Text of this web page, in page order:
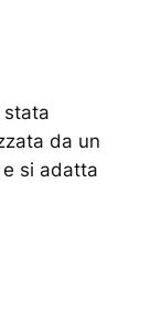
stata
da un
si adatta